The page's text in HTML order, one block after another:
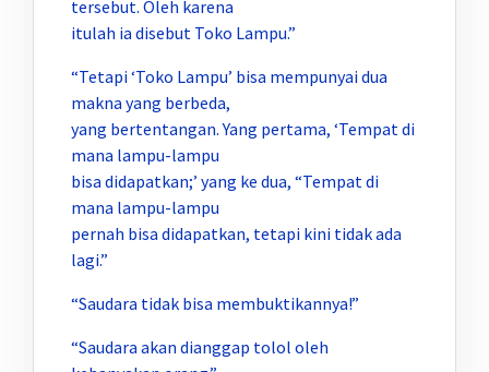
tersebut. Oleh karena
itulah ia disebut Toko Lampu.”
“Tetapi ‘Toko Lampu’ bisa mempunyai dua
makna yang berbeda,
yang bertentangan. Yang pertama, ‘Tempat di
mana lampu-lampu
bisa didapatkan;’ yang ke dua, “Tempat di
mana lampu-lampu
pernah bisa didapatkan, tetapi kini tidak ada
lagi.”
“Saudara tidak bisa membuktikannya!”
“Saudara akan dianggap tolol oleh